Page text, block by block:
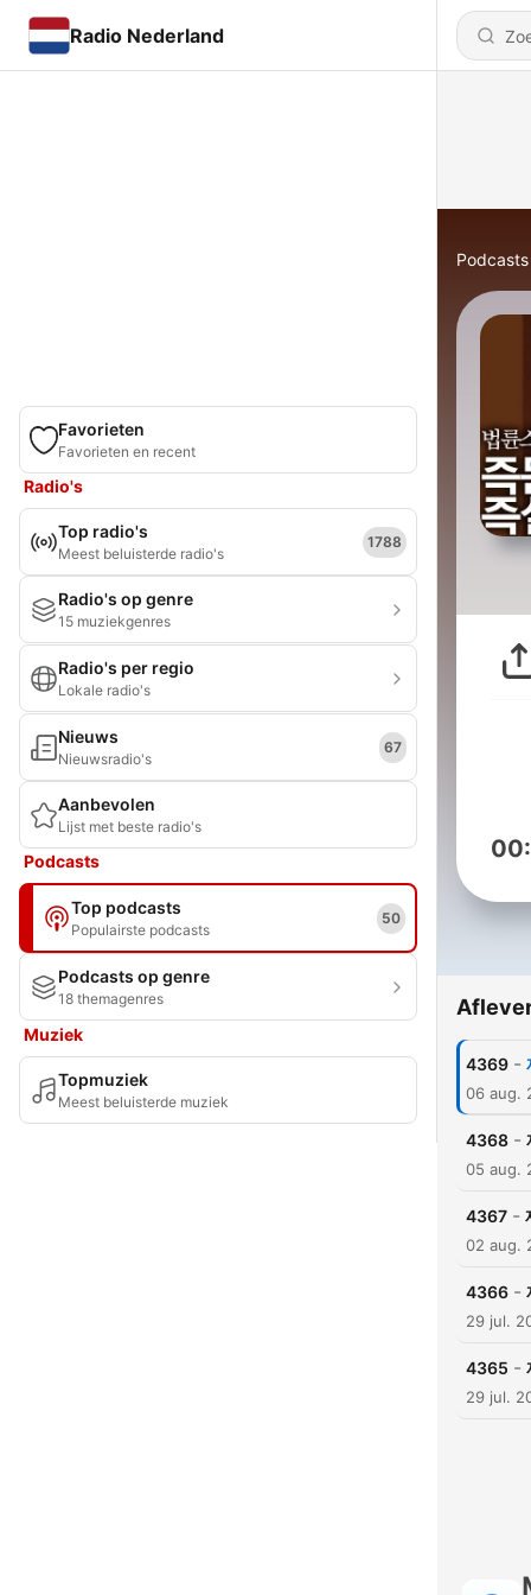
Radio Nederland
Favorieten
Favorieten en recent
Radio's
Top radio's
Meest beluisterde radio's
1788
Radio's op genre
15 muziekgenres
Radio's per regio
Lokale radio's
Nieuws
Nieuwsradio's
67
Aanbevolen
Lijst met beste radio's
Podcasts
Top podcasts
Populairste podcasts
50
Podcasts op genre
18 themagenres
Muziek
Topmuziek
Meest beluisterde muziek
Podcasts
4369 -
06 aug.
4368 -
05 aug.
4367 -
02 aug.
4366 -
29 jul.
4365 -
29 jul.